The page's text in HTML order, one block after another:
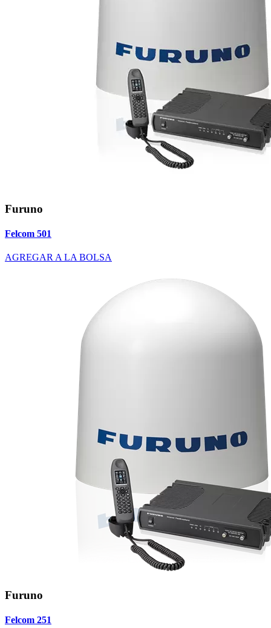
Furuno
Felcom 501
AGREGAR A LA BOLSA
Furuno
Felcom 251